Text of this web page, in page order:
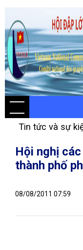
Tin tức và sự
Hội nghị
thành phố
08/08/2011 07:59